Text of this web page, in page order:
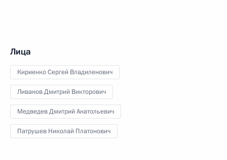
Лица
Кириенко Сергей Владиленович
Ливанов Дмитрий Викторович
Медведев Дмитрий Анатольевич
Патрушев Николай Платонович